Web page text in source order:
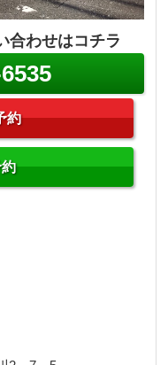
合わせはコチラ
約